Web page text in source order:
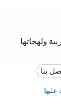
ولهجاتها
بنا